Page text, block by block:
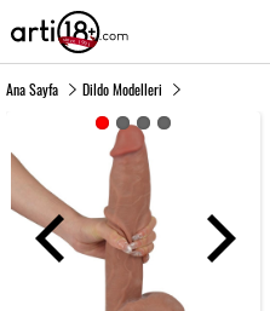
Ana Sayfa Dildo Modelleri